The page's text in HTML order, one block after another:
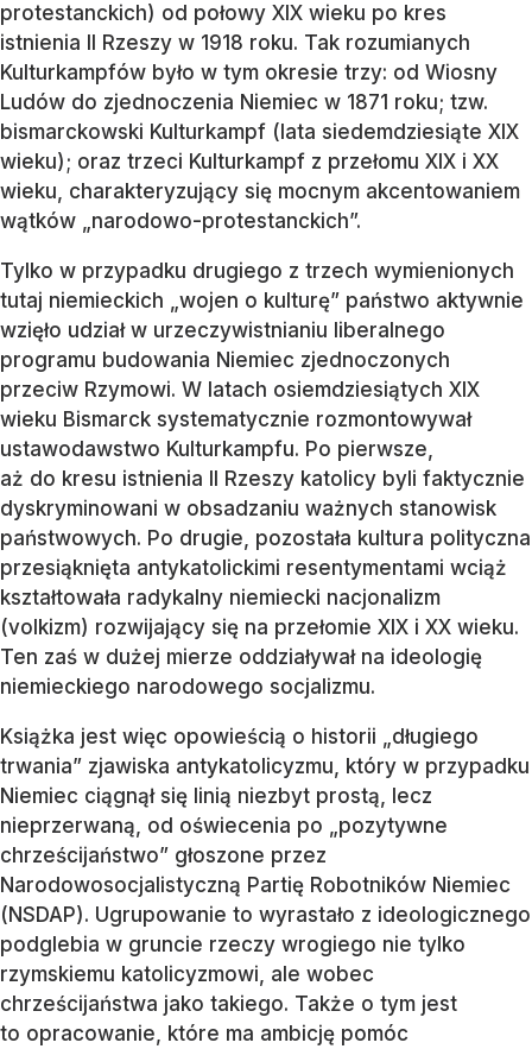
protestanckich) od połowy XIX wieku po kres
istnienia II Rzeszy w 1918 roku. Tak rozumianych
Kulturkampfów było w tym okresie trzy: od Wiosny
Ludów do zjednoczenia Niemiec w 1871 roku; tzw.
bismarckowski Kulturkampf (lata siedemdziesiąte XIX
wieku); oraz trzeci Kulturkampf z przełomu XIX i XX
wieku, charakteryzujący się mocnym akcentowaniem
wątków „narodowo-protestanckich”.
Tylko w przypadku drugiego z trzech wymienionych
tutaj niemieckich „wojen o kulturę” państwo aktywnie
wzięło udział w urzeczywistnianiu liberalnego
programu budowania Niemiec zjednoczonych
przeciw Rzymowi. W latach osiemdziesiątych XIX
wieku Bismarck systematycznie rozmontowywał
ustawodawstwo Kulturkampfu. Po pierwsze,
aż do kresu istnienia II Rzeszy katolicy byli faktycznie
dyskryminowani w obsadzaniu ważnych stanowisk
państwowych. Po drugie, pozostała kultura polityczna
przesiąknięta antykatolickimi resentymentami wciąż
kształtowała radykalny niemiecki nacjonalizm
(volkizm) rozwijający się na przełomie XIX i XX wieku.
Ten zaś w dużej mierze oddziaływał na ideologię
niemieckiego narodowego socjalizmu.
Książka jest więc opowieścią o historii „długiego
trwania” zjawiska antykatolicyzmu, który w przypadku
Niemiec ciągnął się linią niezbyt prostą, lecz
nieprzerwaną, od oświecenia po „pozytywne
chrześcijaństwo” głoszone przez
Narodowosocjalistyczną Partię Robotników Niemiec
(NSDAP). Ugrupowanie to wyrastało z ideologicznego
podglebia w gruncie rzeczy wrogiego nie tylko
rzymskiemu katolicyzmowi, ale wobec
chrześcijaństwa jako takiego. Także o tym jest
to opracowanie, które ma ambicję pomóc